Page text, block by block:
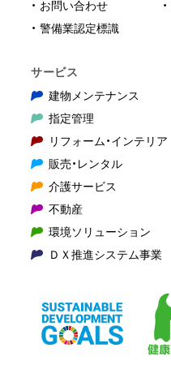
お問い合わせ
警備業認定標識
サービス
建物メンテナンス
指定管理
リフォーム・インテリア
販売・レンタル
介護サービス
不動産
環境ソリューション
ＤＸ推進システム事業